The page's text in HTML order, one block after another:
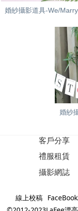
婚紗攝影道具-We/
婚紗
客戶分享
禮服租賃
攝影網誌
線上校稿